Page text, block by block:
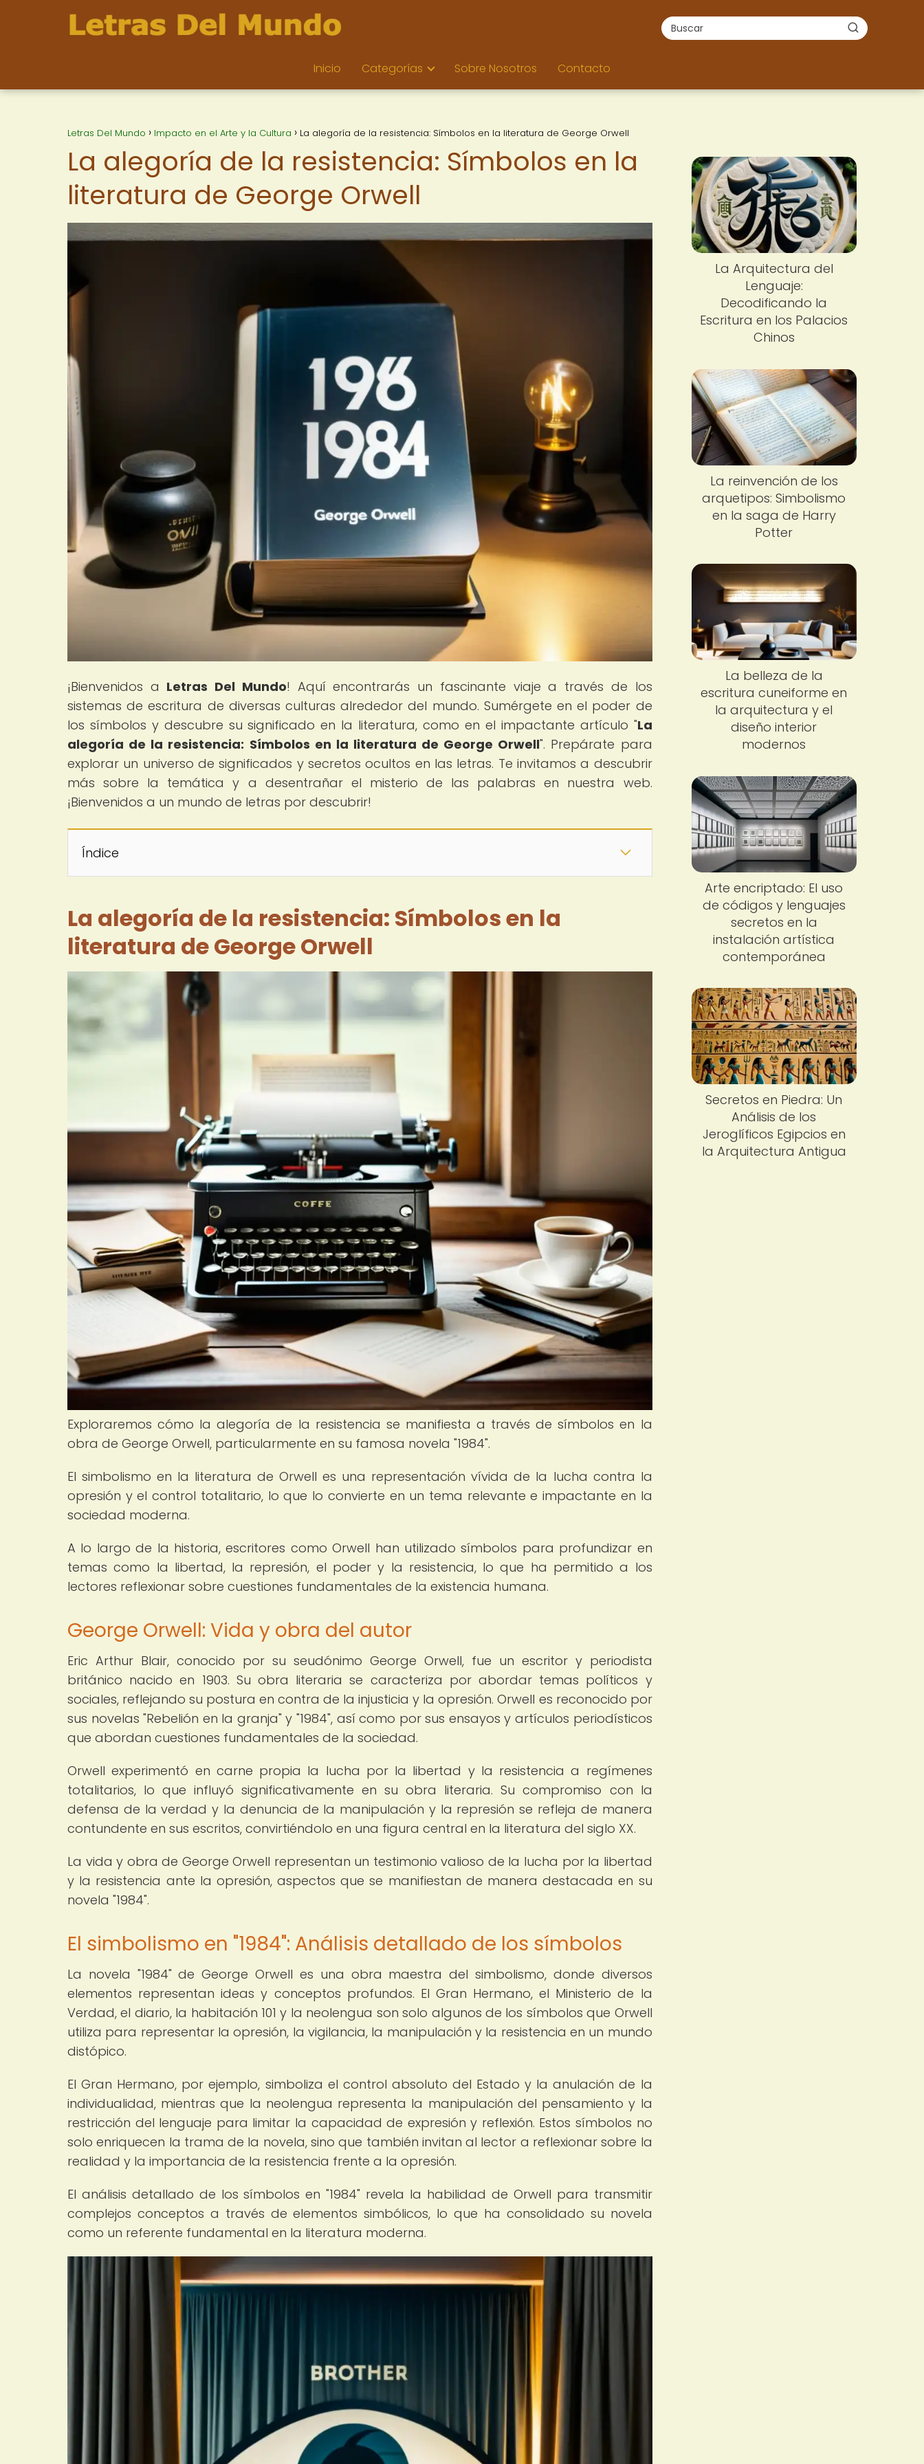
Inicio Categorías Sobre Nosotros Contacto
Letras Del Mundo Impacto en el Arte y la Cultura La alegoría de la resistencia: Símbolos en la literatura de George Orwell
La alegoría de la resistencia: Símbolos en la
literatura de George Orwell
¡Bienvenidos a Letras Del Mundo! Aquí encontrarás un fascinante viaje a través de los
sistemas de escritura de diversas culturas alrededor del mundo. Sumérgete en el poder de
los símbolos y descubre su significado en la literatura, como en el impactante artículo "La
alegoría de la resistencia: Símbolos en la literatura de George Orwell". Prepárate para
explorar un universo de significados y secretos ocultos en las letras. Te invitamos a descubrir
más sobre la temática y a desentrañar el misterio de las palabras en nuestra web.
¡Bienvenidos a un mundo de letras por descubrir!
Índice
La alegoría de la resistencia: Símbolos en la
literatura de George Orwell
Exploraremos cómo la alegoría de la resistencia se manifiesta a través de símbolos en la
obra de George Orwell, particularmente en su famosa novela "1984".
El simbolismo en la literatura de Orwell es una representación vívida de la lucha contra la
opresión y el control totalitario, lo que lo convierte en un tema relevante e impactante en la
sociedad moderna.
A lo largo de la historia, escritores como Orwell han utilizado símbolos para profundizar en
temas como la libertad, la represión, el poder y la resistencia, lo que ha permitido a los
lectores reflexionar sobre cuestiones fundamentales de la existencia humana.
George Orwell: Vida y obra del autor
Eric Arthur Blair, conocido por su seudónimo George Orwell, fue un escritor y periodista
británico nacido en 1903. Su obra literaria se caracteriza por abordar temas políticos y
sociales, reflejando su postura en contra de la injusticia y la opresión. Orwell es reconocido por
sus novelas "Rebelión en la granja" y "1984", así como por sus ensayos y artículos periodísticos
que abordan cuestiones fundamentales de la sociedad.
Orwell experimentó en carne propia la lucha por la libertad y la resistencia a regímenes
totalitarios, lo que influyó significativamente en su obra literaria. Su compromiso con la
defensa de la verdad y la denuncia de la manipulación y la represión se refleja de manera
contundente en sus escritos, convirtiéndolo en una figura central en la literatura del siglo XX.
La vida y obra de George Orwell representan un testimonio valioso de la lucha por la libertad
y la resistencia ante la opresión, aspectos que se manifiestan de manera destacada en su
novela "1984".
El simbolismo en "1984": Análisis detallado de los símbolos
La novela "1984" de George Orwell es una obra maestra del simbolismo, donde diversos
elementos representan ideas y conceptos profundos. El Gran Hermano, el Ministerio de la
Verdad, el diario, la habitación 101 y la neolengua son solo algunos de los símbolos que Orwell
utiliza para representar la opresión, la vigilancia, la manipulación y la resistencia en un mundo
distópico.
El Gran Hermano, por ejemplo, simboliza el control absoluto del Estado y la anulación de la
individualidad, mientras que la neolengua representa la manipulación del pensamiento y la
restricción del lenguaje para limitar la capacidad de expresión y reflexión. Estos símbolos no
solo enriquecen la trama de la novela, sino que también invitan al lector a reflexionar sobre la
realidad y la importancia de la resistencia frente a la opresión.
El análisis detallado de los símbolos en "1984" revela la habilidad de Orwell para transmitir
complejos conceptos a través de elementos simbólicos, lo que ha consolidado su novela
como un referente fundamental en la literatura moderna.
La Arquitectura del
Lenguaje:
Decodificando la
Escritura en los Palacios
Chinos
La reinvención de los
arquetipos: Simbolismo
en la saga de Harry
Potter
La belleza de la
escritura cuneiforme en
la arquitectura y el
diseño interior
modernos
Arte encriptado: El uso
de códigos y lenguajes
secretos en la
instalación artística
contemporánea
Secretos en Piedra: Un
Análisis de los
Jeroglíficos Egipcios en
la Arquitectura Antigua